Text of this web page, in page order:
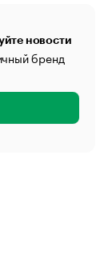
новости
бренд